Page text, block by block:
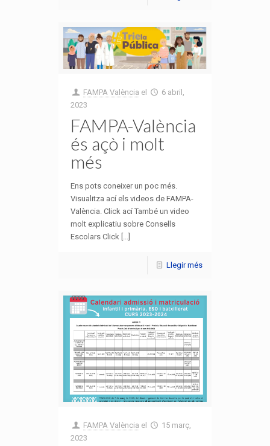
FAMPA València el
6 abril,
2023
FAMPA-València
és açò i molt
més
Ens pots coneixer un poc més.
Visualitza ací els videos de FAMPA-
València. Click ací També un video
molt explicatiu sobre Consells
Escolars Click [...]
Llegir més
FAMPA València el
15 març,
2023